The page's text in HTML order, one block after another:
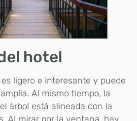
hotel
ligero e interesante y puede
Al mismo tiempo, la
árbol está alineada con la